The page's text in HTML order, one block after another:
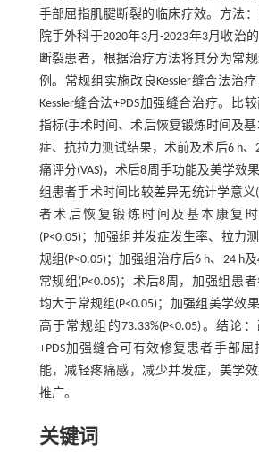
手部屈指肌腱断裂的临床疗效。方法
院手外科于2020年3月-2023年3月收治
断裂患者，根据治疗方法将其分为常
例。常规组实施改良Kessler缝合法治
Kessler缝合法+PDS加强缝合治疗。比
指标(手术时间、术后恢复锻炼时间及
症、抗拉力测试结果，术前及术后6 h、
痛评分(VAS)，术后8周手功能及美学效
组患者手术时间比较差异无统计学意义
者术后恢复锻炼时间及基本康复
(P<0.05)；加强组并发症发生率、拉力
规组(P<0.05)；加强组治疗后6 h、24 h
常规组(P<0.05)；术后8周，加强组患
均大于常规组(P<0.05)；加强组美学效果
高于常规组的73.33%(P<0.05)。结论
+PDS加强缝合可有效修复患者手部
能，减轻疼痛感，减少并发症，美学
推广。
关键词